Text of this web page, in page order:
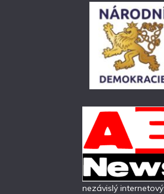
nezávislý internetový